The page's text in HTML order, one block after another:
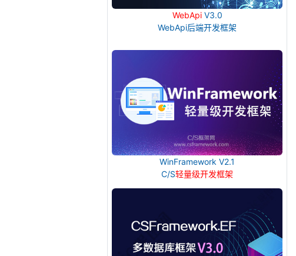
WebApiV3.0
WebApi后端开发框架
WinFramework V2.1
C/S轻量级开发框架